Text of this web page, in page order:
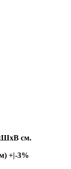
см.
+|-3%